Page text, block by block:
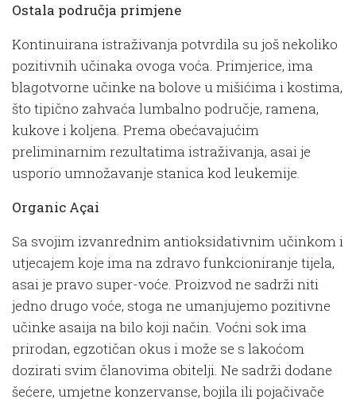
Ostala područja primjene
Kontinuirana istraživanja potvrdila su još nekoliko
pozitivnih učinaka ovoga voća. Primjerice, ima
blagotvorne učinke na bolove u mišićima i kostima,
što tipično zahvaća lumbalno područje, ramena,
kukove i koljena. Prema obećavajućim
preliminarnim rezultatima istraživanja, asai je
usporio umnožavanje stanica kod leukemije.
Organic Açai
Sa svojim izvanrednim antioksidativnim učinkom i
utjecajem koje ima na zdravo funkcioniranje tijela,
asai je pravo super-voće. Proizvod ne sadrži niti
jedno drugo voće, stoga ne umanjujemo pozitivne
učinke asaija na bilo koji način. Voćni sok ima
prirodan, egzotičan okus i može se s lakoćom
dozirati svim članovima obitelji. Ne sadrži dodane
šećere, umjetne konzervanse, bojila ili pojačivače